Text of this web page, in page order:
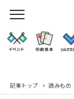
JAMのこと
記事トップ 読みもの